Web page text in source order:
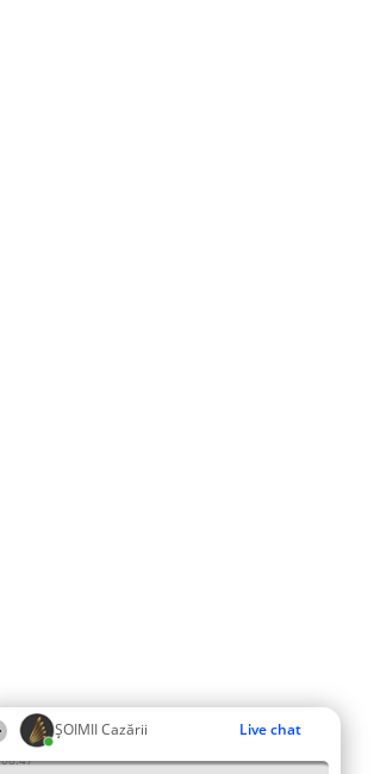
ȘOIMII Cazării Live chat
08:47